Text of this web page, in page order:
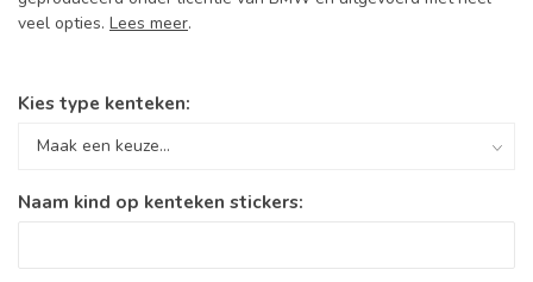
veel opties. Lees meer.
Kies type kenteken:
Naam kind op kenteken stickers: